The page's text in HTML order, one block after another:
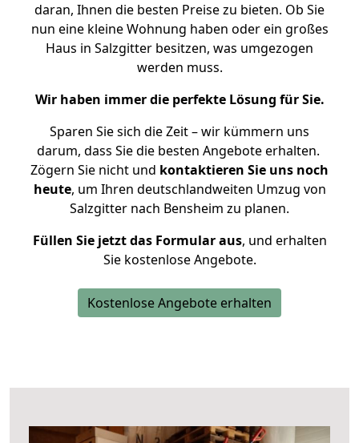
daran, Ihnen die besten Preise zu bieten. Ob Sie
nun eine kleine Wohnung haben oder ein großes
Haus in Salzgitter besitzen, was umgezogen
werden muss.
Wir haben immer die perfekte Lösung für Sie.
Sparen Sie sich die Zeit – wir kümmern uns
darum, dass Sie die besten Angebote erhalten.
Zögern Sie nicht und kontaktieren Sie uns noch
heute, um Ihren deutschlandweiten Umzug von
Salzgitter nach Bensheim zu planen.
Füllen Sie jetzt das Formular aus, und erhalten
Sie kostenlose Angebote.
Kostenlose Angebote erhalten